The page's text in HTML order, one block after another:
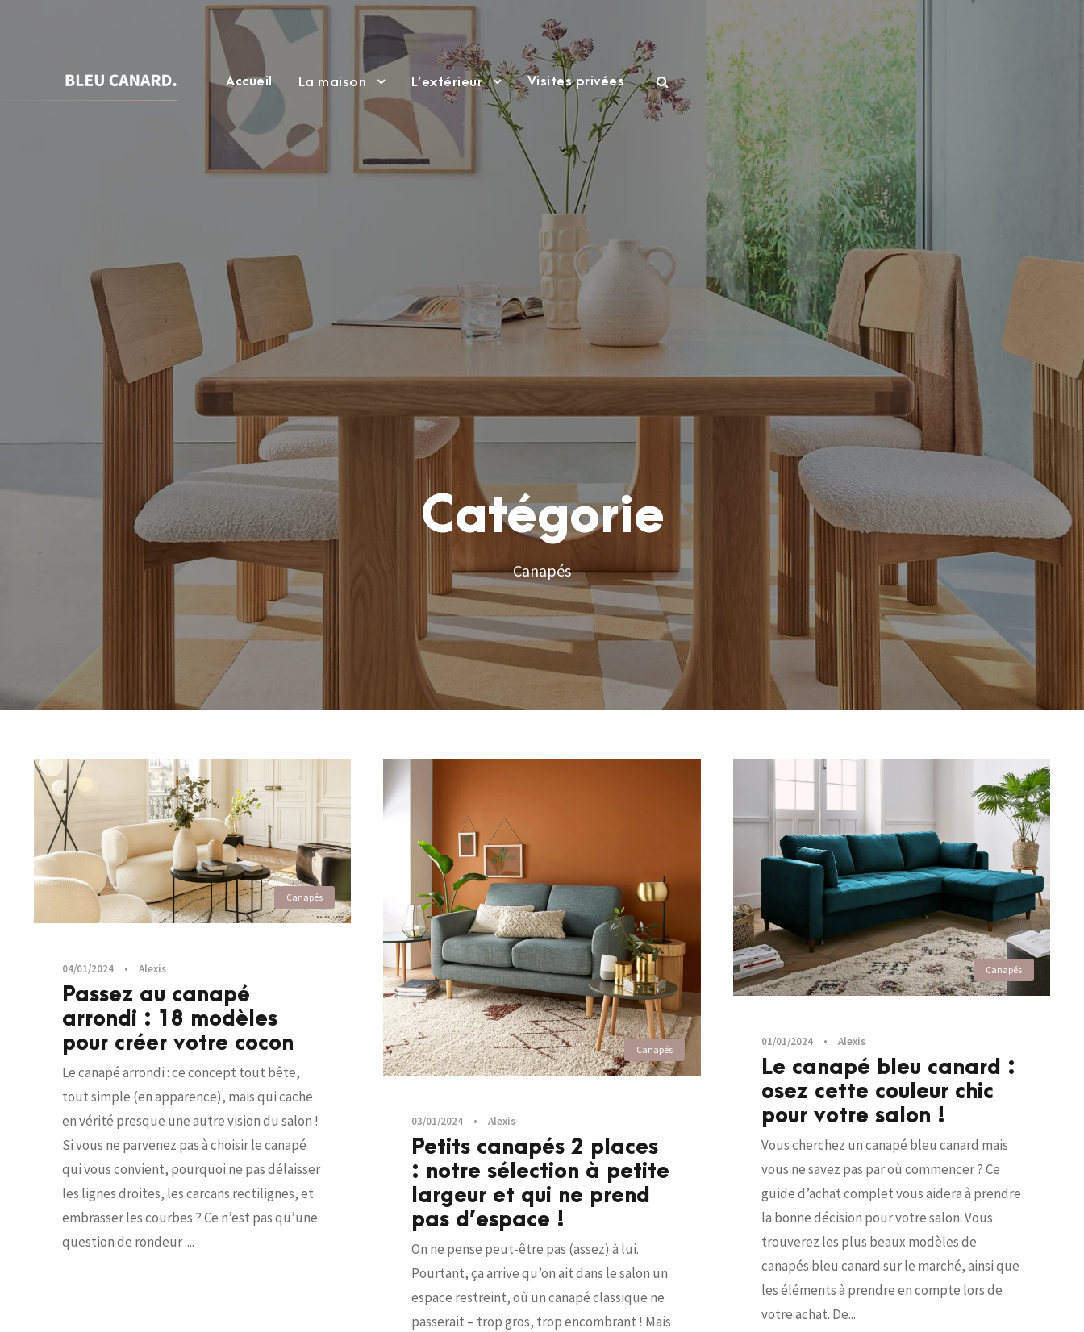
Accueil La maison L’extérieur Visites privées
Catégorie
Canapés
Canapés
04/01/2024 • Alexis
Passez au canapé
arrondi : 18 modèles
pour créer votre cocon
Le canapé arrondi : ce concept tout bête,
tout simple (en apparence), mais qui cache
en vérité presque une autre vision du salon !
Si vous ne parvenez pas à choisir le canapé
qui vous convient, pourquoi ne pas délaisser
les lignes droites, les carcans rectilignes, et
embrasser les courbes ? Ce n’est pas qu’une
question de rondeur :...
Canapés
03/01/2024 • Alexis
Petits canapés 2 places
: notre sélection à petite
largeur et qui ne prend
pas d’espace !
On ne pense peut-être pas (assez) à lui.
Pourtant, ça arrive qu’on ait dans le salon un
espace restreint, où un canapé classique ne
passerait – trop gros, trop encombrant ! Mais
Canapés
01/01/2024 • Alexis
Le canapé bleu canard :
osez cette couleur chic
pour votre salon !
Vous cherchez un canapé bleu canard mais
vous ne savez pas par où commencer ? Ce
guide d’achat complet vous aidera à prendre
la bonne décision pour votre salon. Vous
trouverez les plus beaux modèles de
canapés bleu canard sur le marché, ainsi que
les éléments à prendre en compte lors de
votre achat. De...